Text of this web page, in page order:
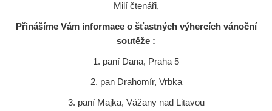
Milí čtenáři,
Přinášíme Vám informace o šťastných výhercích vánoční
soutěže :
1. paní Dana, Praha 5
2. pan Drahomír, Vrbka
3. paní Majka, Vážany nad Litavou